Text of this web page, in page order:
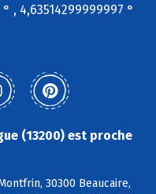
, 4,63514299999997 °
(13200) est proche
30300 Beaucaire,